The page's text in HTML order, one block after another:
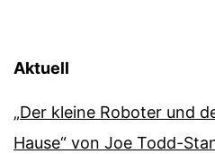
Aktuell
„Der kleine Roboter und
Hause“ von Joe Todd-